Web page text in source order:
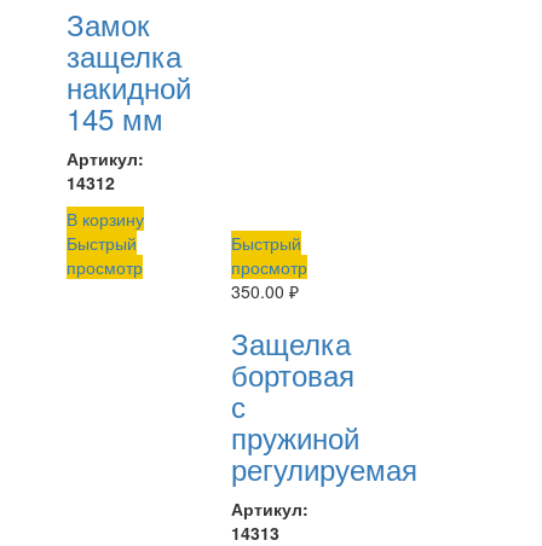
Замок
защелка
накидной
145 мм
Артикул:
14312
В корзину
Быстрый
просмотр
Быстрый
просмотр
350.00 ₽
Защелка
бортовая
с
пружиной
регулируемая
Артикул:
14313